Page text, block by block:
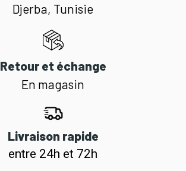
Djerba, Tunisie
Retour et échange
En magasin
Livraison rapide
entre 24h et 72h